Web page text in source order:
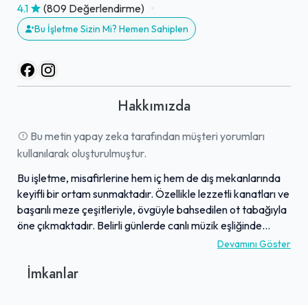
4.1 (809 Değerlendirme)
Bu İşletme Sizin Mi? Hemen Sahiplen
Hakkımızda
Bu metin yapay zeka tarafından müşteri yorumları
kullanılarak oluşturulmuştur.
Bu işletme, misafirlerine hem iç hem de dış mekanlarında
keyifli bir ortam sunmaktadır. Özellikle lezzetli kanatları ve
başarılı meze çeşitleriyle, övgüyle bahsedilen ot tabağıyla
öne çıkmaktadır. Belirli günlerde canlı müzik eşliğinde
keyifli vakit geçirilebilirken, dileyenler içeceklerini alıp kısa
sunduğu Türk tarzı atmosferle misafir memnuniyetine
Devamını Göster
İmkanlar